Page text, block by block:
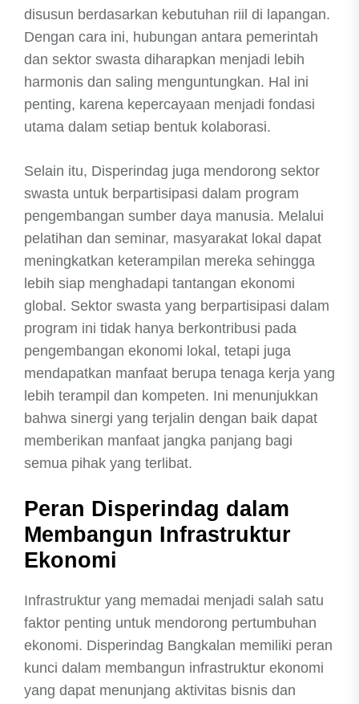
disusun berdasarkan kebutuhan riil di lapangan.
Dengan cara ini, hubungan antara pemerintah
dan sektor swasta diharapkan menjadi lebih
harmonis dan saling menguntungkan. Hal ini
penting, karena kepercayaan menjadi fondasi
utama dalam setiap bentuk kolaborasi.
Selain itu, Disperindag juga mendorong sektor
swasta untuk berpartisipasi dalam program
pengembangan sumber daya manusia. Melalui
pelatihan dan seminar, masyarakat lokal dapat
meningkatkan keterampilan mereka sehingga
lebih siap menghadapi tantangan ekonomi
global. Sektor swasta yang berpartisipasi dalam
program ini tidak hanya berkontribusi pada
pengembangan ekonomi lokal, tetapi juga
mendapatkan manfaat berupa tenaga kerja yang
lebih terampil dan kompeten. Ini menunjukkan
bahwa sinergi yang terjalin dengan baik dapat
memberikan manfaat jangka panjang bagi
semua pihak yang terlibat.
Peran Disperindag dalam
Membangun Infrastruktur
Ekonomi
Infrastruktur yang memadai menjadi salah satu
faktor penting untuk mendorong pertumbuhan
ekonomi. Disperindag Bangkalan memiliki peran
kunci dalam membangun infrastruktur ekonomi
yang dapat menunjang aktivitas bisnis dan